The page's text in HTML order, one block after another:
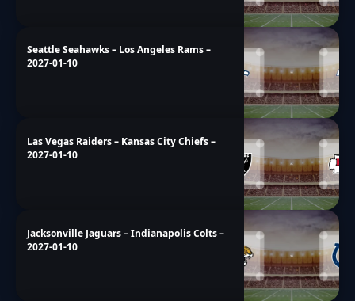
Seattle Seahawks – Los Angeles Rams –
2027-01-10
Las Vegas Raiders – Kansas City Chiefs –
2027-01-10
Jacksonville Jaguars – Indianapolis Colts –
2027-01-10